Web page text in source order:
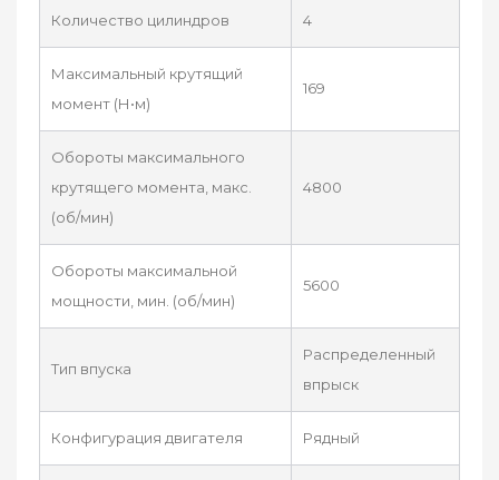
Количество цилиндров 4
Максимальный крутящий
момент (Н•м)
169
Обороты максимального
крутящего момента, макс.
(об/мин)
4800
Обороты максимальной
мощности, мин. (об/мин)
5600
Тип впуска
Распределенный
впрыск
Конфигурация двигателя Рядный